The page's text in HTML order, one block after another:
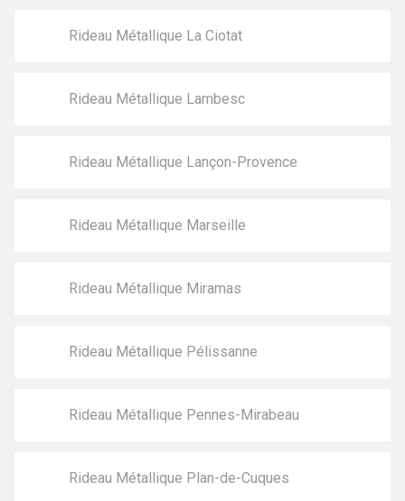
Rideau Métallique La Ciotat
Rideau Métallique Lambesc
Rideau Métallique Lançon-Provence
Rideau Métallique Marseille
Rideau Métallique Miramas
Rideau Métallique Pélissanne
Rideau Métallique Pennes-Mirabeau
Rideau Métallique Plan-de-Cuques